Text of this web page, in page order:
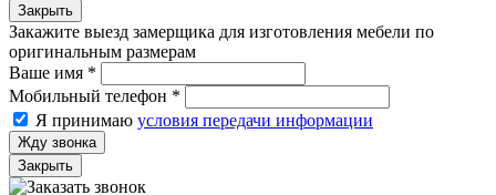
Закрыть
Закажите выезд замерщика для изготовления мебели по
оригинальным размерам
Ваше имя *
Мобильный телефон *
Я принимаю условия передачи информации
Жду звонка
Закрыть